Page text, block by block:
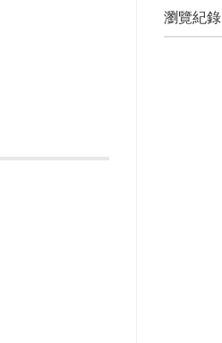
瀏覽紀錄